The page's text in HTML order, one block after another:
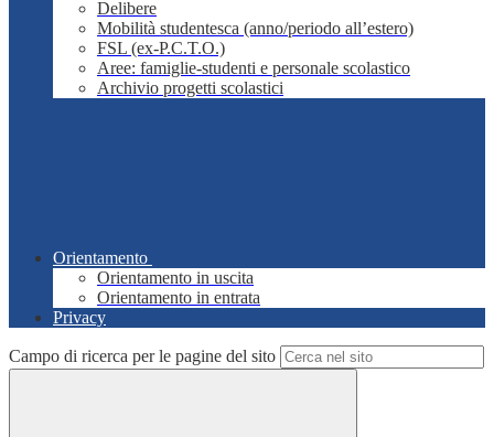
Delibere
Mobilità studentesca (anno/periodo all’estero)
FSL (ex-P.C.T.O.)
Aree: famiglie-studenti e personale scolastico
Archivio progetti scolastici
Orientamento
Orientamento in uscita
Orientamento in entrata
Privacy
Campo di ricerca per le pagine del sito